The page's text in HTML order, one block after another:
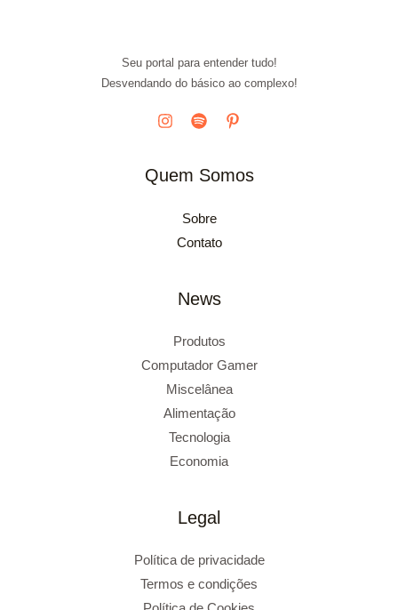
Seu portal para entender tudo!
Desvendando do básico ao complexo!
Quem Somos
Sobre
Contato
News
Produtos
Computador Gamer
Miscelânea
Alimentação
Tecnologia
Economia
Legal
Política de privacidade
Termos e condições